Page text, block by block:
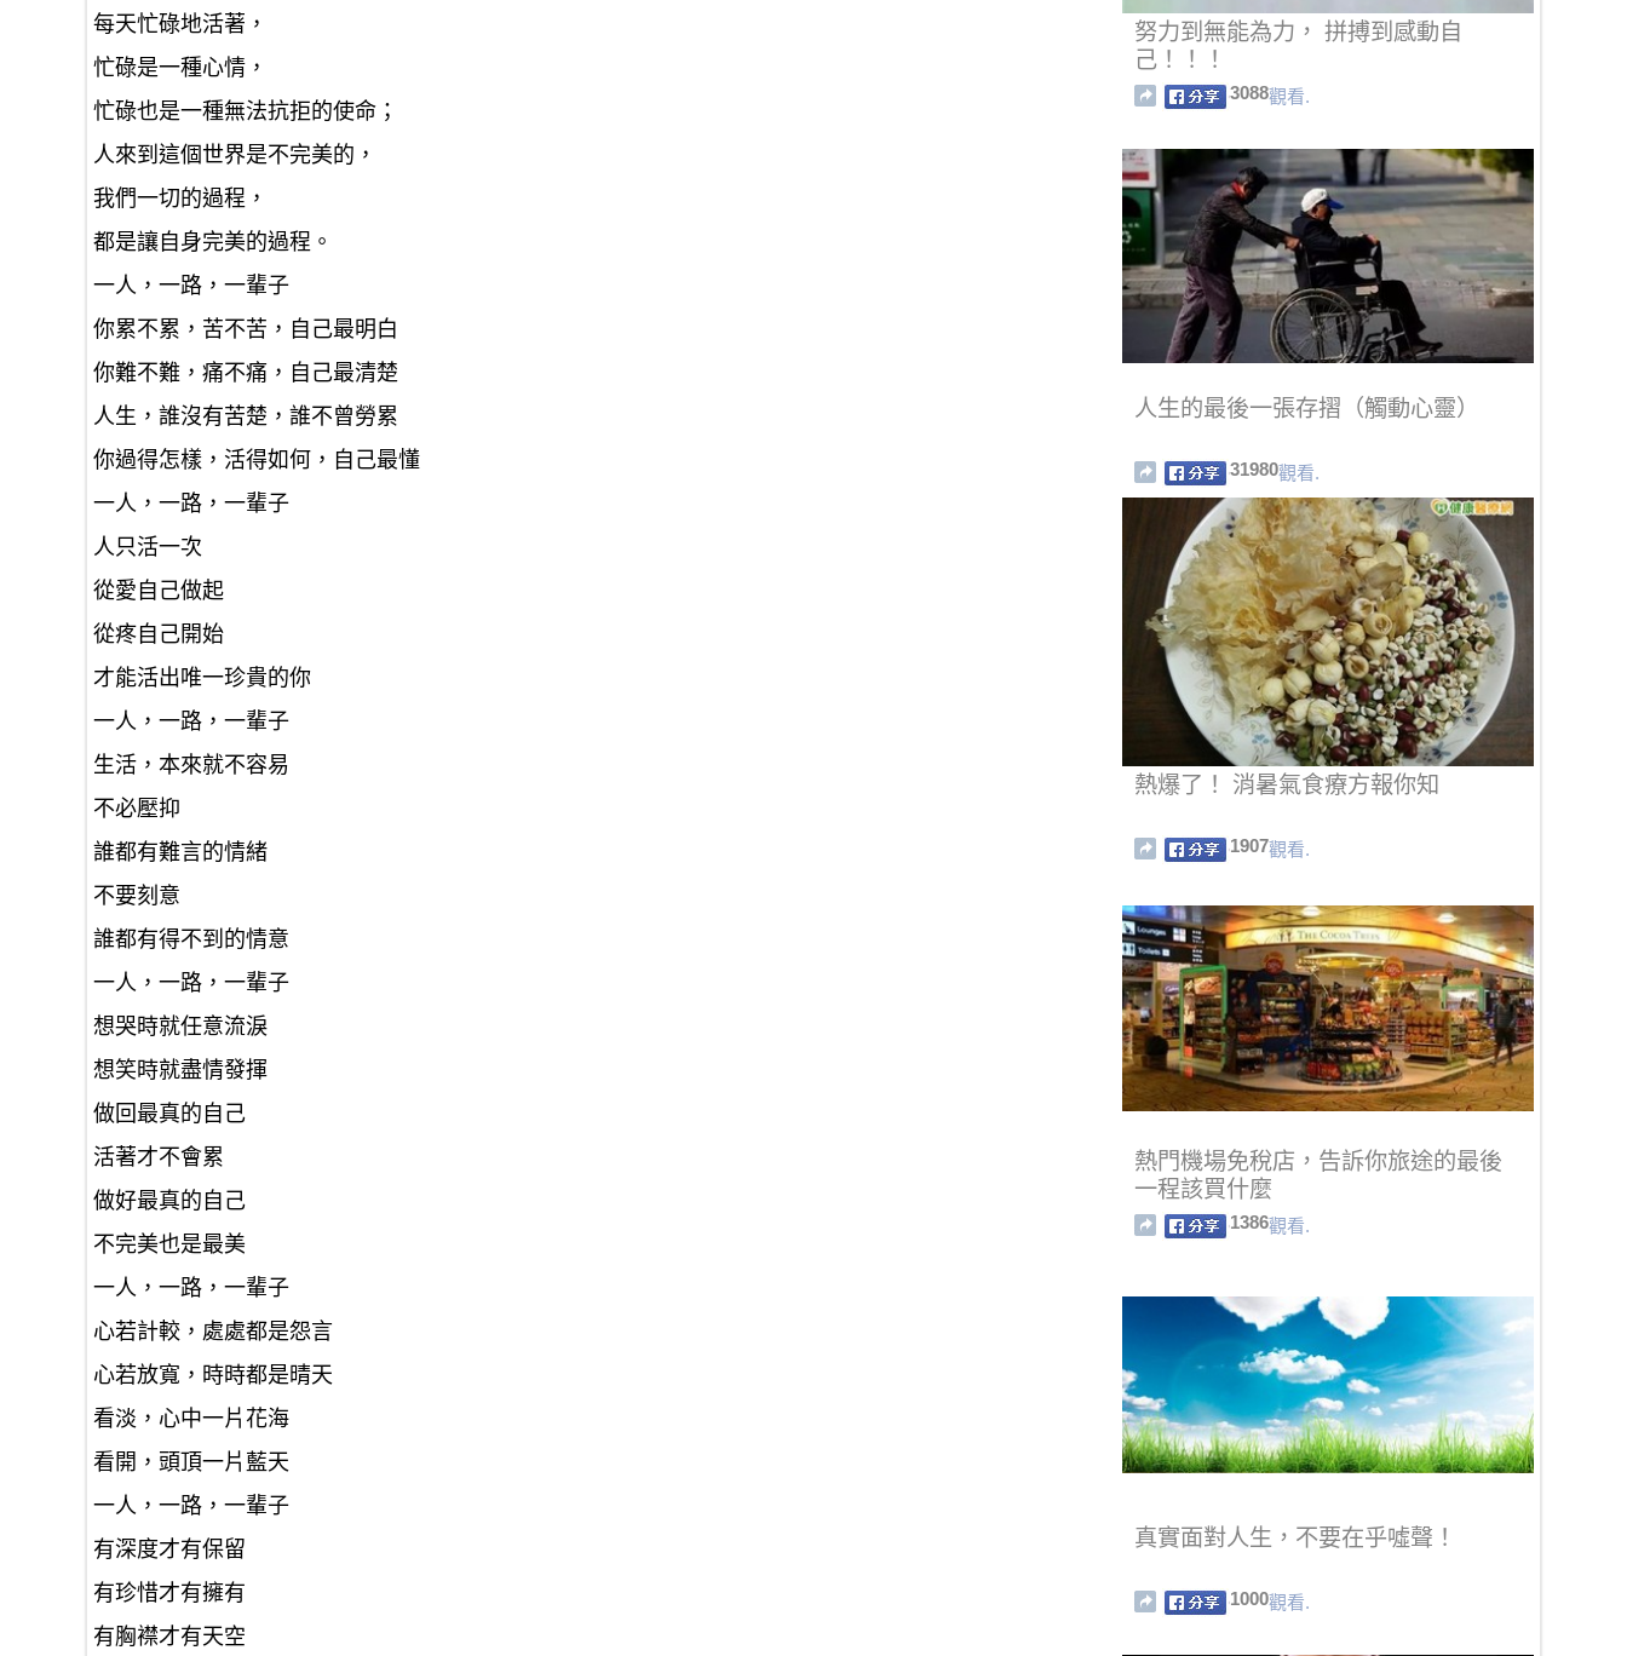
每天忙碌地活著，
忙碌是一種心情，
忙碌也是一種無法抗拒的使命；
人來到這個世界是不完美的，
我們一切的過程，
都是讓自身完美的過程。
一人，一路，一輩子
你累不累，苦不苦，自己最明白
你難不難，痛不痛，自己最清楚
人生，誰沒有苦楚，誰不曾勞累
你過得怎樣，活得如何，自己最懂
一人，一路，一輩子
人只活一次
從愛自己做起
從疼自己開始
才能活出唯一珍貴的你
一人，一路，一輩子
生活，本來就不容易
不必壓抑
誰都有難言的情緒
不要刻意
誰都有得不到的情意
一人，一路，一輩子
想哭時就任意流淚
想笑時就盡情發揮
做回最真的自己
活著才不會累
做好最真的自己
不完美也是最美
一人，一路，一輩子
心若計較，處處都是怨言
心若放寬，時時都是晴天
看淡，心中一片花海
看開，頭頂一片藍天
一人，一路，一輩子
有深度才有保留
有珍惜才有擁有
有胸襟才有天空
努力到無能為力， 拼搏到感動自
己！！！
3088觀看.
人生的最後一張存摺（觸動心靈）
31980觀看.
熱爆了！ 消暑氣食療方報你知
1907觀看.
熱門機場免稅店，告訴你旅途的最後
一程該買什麼
1386觀看.
真實面對人生，不要在乎噓聲！
1000觀看.